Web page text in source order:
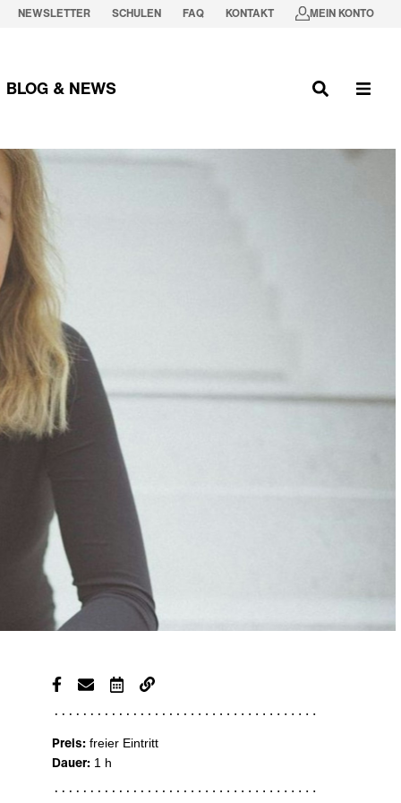
NEWSLETTER SCHULEN FAQ KONTAKT MEIN KONTO
BLOG & NEWS
Preis: freier Eintritt
Dauer: 1 h